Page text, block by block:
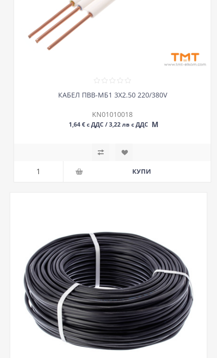
КАБЕЛ ПВВ-МБ1 3Х2.50 220/380V
KN01010018
1,64 € с ДДС / 3,22 лв с ДДС М